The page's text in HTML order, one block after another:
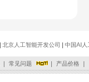
北京人工智能开发公司 中国AI
常见问题 产品价格